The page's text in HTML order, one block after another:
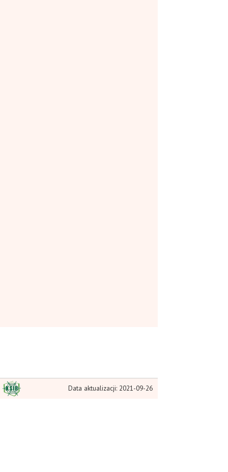
Data aktualizacji: 2021-09-26